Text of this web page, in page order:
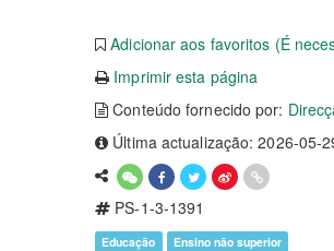
Adicionar aos favoritos (É
Imprimir esta página
Conteúdo fornecido por:
Última actualização: 2026-05-
PS-1-3-1391
Educação Ensino não superior